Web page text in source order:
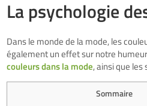
La psychologie
Dans le monde de la mode, les
également un effet sur notre
couleurs dans la mode, ainsi que
Sommaire